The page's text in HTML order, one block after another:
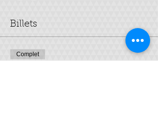
Billets
Complet